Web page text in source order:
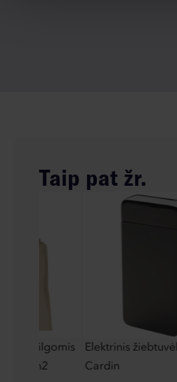
Taip pat žr.
su ilgomis
g/m2
Elektrinis
Cardin